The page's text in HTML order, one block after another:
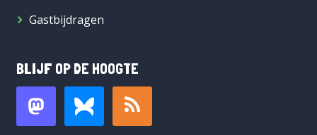
Gastbijdragen
BLIJF OP DE HOOGTE